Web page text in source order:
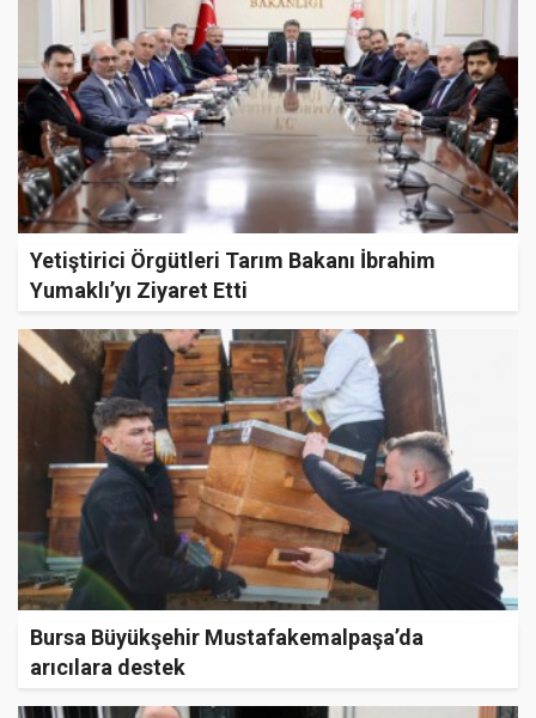
Yetiştirici Örgütleri Tarım Bakanı İbrahim
Yumaklı’yı Ziyaret Etti
Bursa Büyükşehir Mustafakemalpaşa’da
arıcılara destek